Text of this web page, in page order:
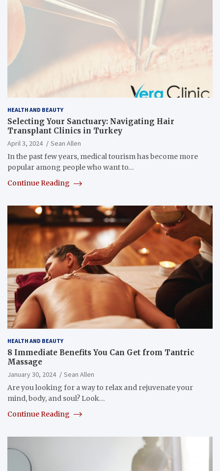
HEALTH AND BEAUTY
Selecting Your Sanctuary: Navigating Hair
Transplant Clinics in Turkey
April 3, 2024
Sean Allen
In the past few years, medical tourism has become more
popular among people who want to…
Continue Reading
HEALTH AND BEAUTY
8 Immediate Benefits You Can Get from Tantric
Massage
January 30, 2024
Sean Allen
Are you looking for a way to relax and rejuvenate your
mind, body, and soul? Look…
Continue Reading